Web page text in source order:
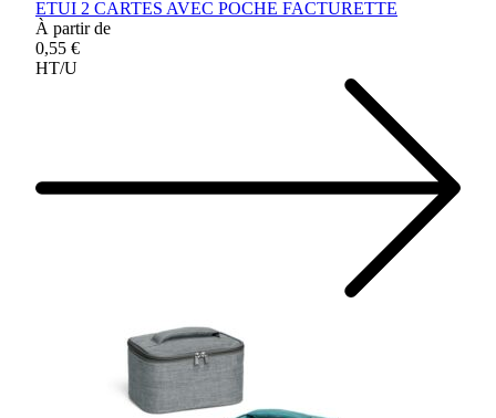
ETUI 2 CARTES AVEC POCHE FACTURETTE
À partir de
0,55 €
HT/U